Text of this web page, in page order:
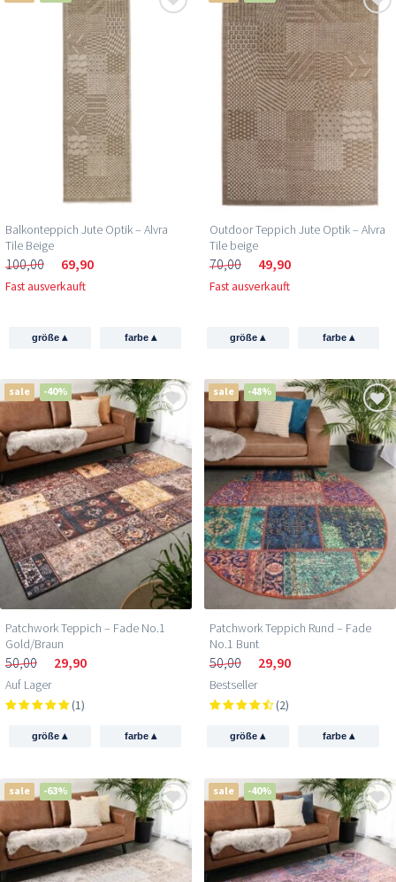
Balkonteppich Jute Optik – Alvra
Tile Beige
100,00 69,90
Fast ausverkauft
größe▴ farbe ▴
Outdoor Teppich Jute Optik – Alvra
Tile beige
70,00 49,90
Fast ausverkauft
größe▴ farbe ▴
sale -40%
Patchwork Teppich – Fade No.1
Gold/Braun
50,00 29,90
Auf Lager
(1)
größe▴ farbe ▴
sale -48%
Patchwork Teppich Rund – Fade
No.1 Bunt
50,00 29,90
Bestseller
(2)
größe▴ farbe ▴
sale -63% sale -40%